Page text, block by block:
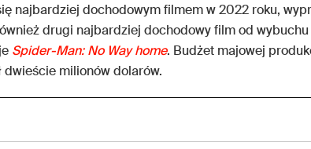
najbardziej dochodowym filmem w 2022 roku,
drugi najbardziej dochodowy film od
Spider-Man: No Way home. Budżet majowej
dwieście milionów dolarów.